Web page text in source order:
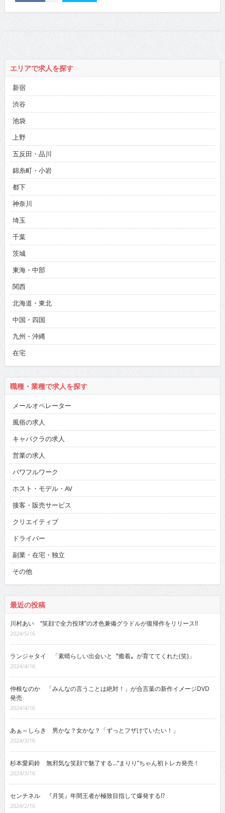
エリアで求人を探す
新宿
渋谷
池袋
上野
五反田・品川
錦糸町・小岩
都下
神奈川
埼玉
千葉
茨城
東海・中部
関西
北海道・東北
中国・四国
九州・沖縄
在宅
職種・業種で求人を探す
メールオペレーター
風俗の求人
キャバクラの求人
営業の求人
パワフルワーク
ホスト・モデル・AV
接客・販売サービス
クリエイティブ
ドライバー
副業・在宅・独立
その他
最近の投稿
川村あい “笑顔で全力投球”の才色兼備グラドルが復帰作をリリース!!
2024/5/16
ランジャタイ 「素晴らしい出会いと〝癒着〟が育ててくれた(笑)」
2024/4/16
仲根なのか 「みんなの言うことは絶対！」が合言葉の新作イメージDVD
発売
2024/4/16
あぁ～しらき 男かな？女かな？「ずっとフザけていたい！」
2024/3/16
杉本愛莉鈴 無邪気な笑顔で魅了する…“まりり”ちゃん初トレカ発売！
2024/3/16
センチネル 『月笑』年間王者が極致目指して爆発する!?
2024/2/16